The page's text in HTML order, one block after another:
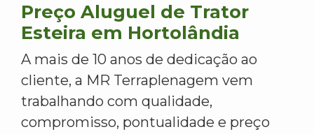
Preço Aluguel de Trator
Esteira em Hortolândia
A mais de 10 anos de dedicação ao
cliente, a MR Terraplenagem vem
trabalhando com qualidade,
compromisso, pontualidade e preço